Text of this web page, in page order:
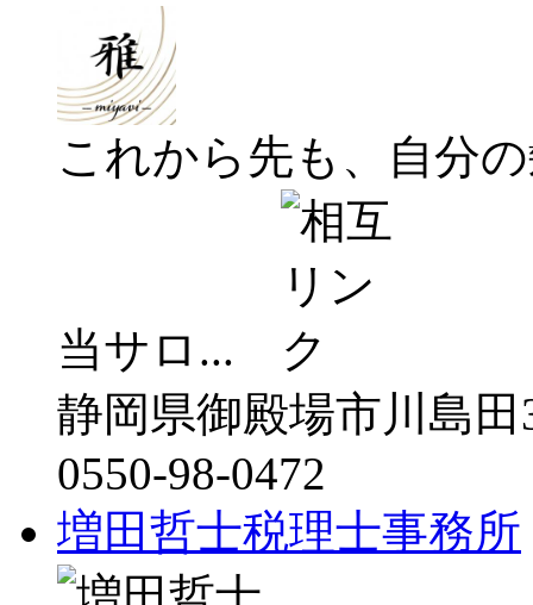
これから先も、自分
当サロ...
静岡県御殿場市川島田
0550-98-0472
増田哲士税理士事務所